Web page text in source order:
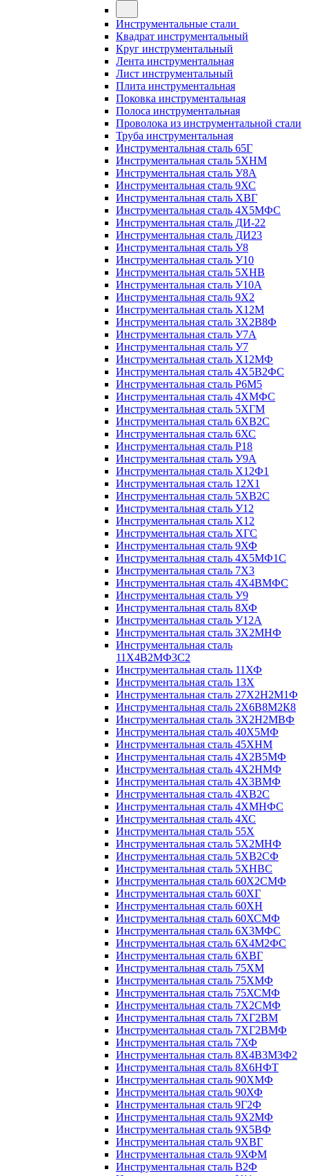
Инструментальные стали
Квадрат инструментальный
Круг инструментальный
Лента инструментальная
Лист инструментальный
Плита инструментальная
Поковка инструментальная
Полоса инструментальная
Проволока из инструментальной стали
Труба инструментальная
Инструментальная сталь 65Г
Инструментальная сталь 5ХНМ
Инструментальная сталь У8А
Инструментальная сталь 9ХС
Инструментальная сталь ХВГ
Инструментальная сталь 4Х5МФС
Инструментальная сталь ДИ-22
Инструментальная сталь ДИ23
Инструментальная сталь У8
Инструментальная сталь У10
Инструментальная сталь 5ХНВ
Инструментальная сталь У10А
Инструментальная сталь 9Х2
Инструментальная сталь Х12М
Инструментальная сталь 3Х2В8Ф
Инструментальная сталь У7А
Инструментальная сталь У7
Инструментальная сталь Х12МФ
Инструментальная сталь 4Х5В2ФС
Инструментальная сталь Р6М5
Инструментальная сталь 4ХМФС
Инструментальная сталь 5ХГМ
Инструментальная сталь 6ХВ2С
Инструментальная сталь 6ХС
Инструментальная сталь Р18
Инструментальная сталь У9А
Инструментальная сталь Х12Ф1
Инструментальная сталь 12Х1
Инструментальная сталь 5ХВ2С
Инструментальная сталь У12
Инструментальная сталь Х12
Инструментальная сталь ХГС
Инструментальная сталь 9ХФ
Инструментальная сталь 4Х5МФ1С
Инструментальная сталь 7Х3
Инструментальная сталь 4Х4ВМФС
Инструментальная сталь У9
Инструментальная сталь 8ХФ
Инструментальная сталь У12А
Инструментальная сталь 3Х2МНФ
Инструментальная сталь
11Х4В2МФ3С2
Инструментальная сталь 11ХФ
Инструментальная сталь 13Х
Инструментальная сталь 27Х2Н2М1Ф
Инструментальная сталь 2Х6В8М2К8
Инструментальная сталь 3Х2Н2МВФ
Инструментальная сталь 40Х5МФ
Инструментальная сталь 45ХНМ
Инструментальная сталь 4Х2В5МФ
Инструментальная сталь 4Х2НМФ
Инструментальная сталь 4Х3ВМФ
Инструментальная сталь 4ХВ2С
Инструментальная сталь 4ХМНФС
Инструментальная сталь 4ХС
Инструментальная сталь 55Х
Инструментальная сталь 5Х2МНФ
Инструментальная сталь 5ХВ2СФ
Инструментальная сталь 5ХНВС
Инструментальная сталь 60Х2СМФ
Инструментальная сталь 60ХГ
Инструментальная сталь 60ХН
Инструментальная сталь 60ХСМФ
Инструментальная сталь 6Х3МФС
Инструментальная сталь 6Х4М2ФС
Инструментальная сталь 6ХВГ
Инструментальная сталь 75ХМ
Инструментальная сталь 75ХМФ
Инструментальная сталь 75ХСМФ
Инструментальная сталь 7Х2СМФ
Инструментальная сталь 7ХГ2ВМ
Инструментальная сталь 7ХГ2ВМФ
Инструментальная сталь 7ХФ
Инструментальная сталь 8Х4В3М3Ф2
Инструментальная сталь 8Х6НФТ
Инструментальная сталь 90ХМФ
Инструментальная сталь 90ХФ
Инструментальная сталь 9Г2Ф
Инструментальная сталь 9Х2МФ
Инструментальная сталь 9Х5ВФ
Инструментальная сталь 9ХВГ
Инструментальная сталь 9ХФМ
Инструментальная сталь В2Ф